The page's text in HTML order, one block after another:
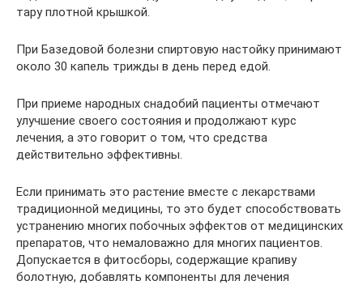
тару плотной крышкой.
При Базедовой болезни спиртовую настойку принимают
около 30 капель трижды в день перед едой.
При приеме народных снадобий пациенты отмечают
улучшение своего состояния и продолжают курс
лечения, а это говорит о том, что средства
действительно эффективны.
Если принимать это растение вместе с лекарствами
традиционной медицины, то это будет способствовать
устранению многих побочных эффектов от медицинских
препаратов, что немаловажно для многих пациентов.
Допускается в фитосборы, содержащие крапиву
болотную, добавлять компоненты для лечения